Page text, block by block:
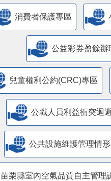
消費者保護專區
公益彩券盈餘辦
兒童權利公約(CRC)專區
公職人員利益衝突迴
公共設施維護管理情
苗栗縣室內空氣品質自主管理